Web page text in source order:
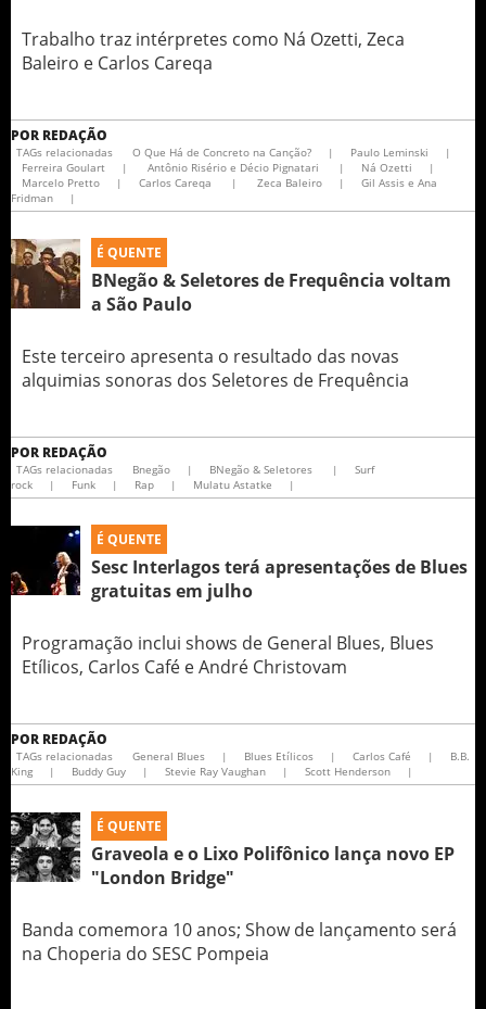
Trabalho traz intérpretes como Ná Ozetti, Zeca
Baleiro e Carlos Careqa
POR REDAÇÃO
TAGs relacionadas O Que Há de Concreto na Canção? | Paulo Leminski
|
Ferreira Goulart
| Antônio Risério e Décio Pignatari | Ná Ozetti
|
Marcelo Pretto
| Carlos Careqa | Zeca Baleiro |
Gil Assis e Ana
Fridman
|
É QUENTE
BNegão & Seletores de Frequência voltam
a São Paulo
Este terceiro apresenta o resultado das novas
alquimias sonoras dos Seletores de Frequência
POR REDAÇÃO
TAGs relacionadas Bnegão | BNegão & Seletores |
Surf
rock
| Funk | Rap | Mulatu Astatke |
É QUENTE
Sesc Interlagos terá apresentações de Blues
gratuitas em julho
Programação inclui shows de General Blues, Blues
Etílicos, Carlos Café e André Christovam
POR REDAÇÃO
TAGs relacionadas General Blues | Blues Etílicos | Carlos Café |
B.B.
King
| Buddy Guy | Stevie Ray Vaughan | Scott Henderson |
É QUENTE
Graveola e o Lixo Polifônico lança novo EP
"London Bridge"
Banda comemora 10 anos; Show de lançamento será
na Choperia do SESC Pompeia